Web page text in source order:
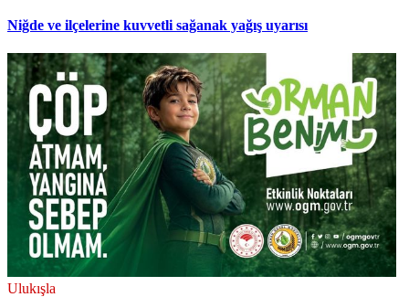
Niğde ve ilçelerine kuvvetli sağanak yağış uyarısı
Ulukışla